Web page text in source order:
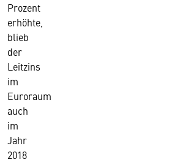
Prozent
erhöhte,
blieb
der
Leitzins
im
Euroraum
auch
im
Jahr
2018